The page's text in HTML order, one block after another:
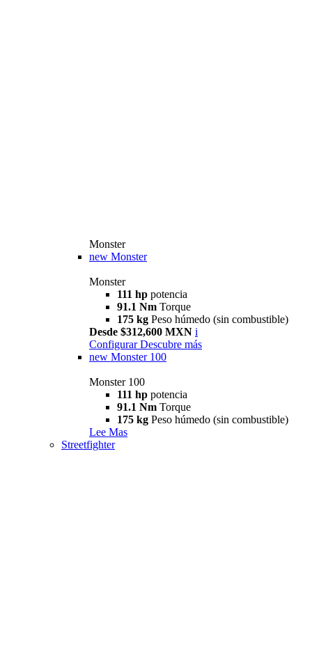
Monster
new Monster
Monster
111 hp potencia
91.1 Nm Torque
175 kg Peso húmedo (sin combustible)
Desde $312,600 MXN i
Configurar Descubre más
new Monster 100
Monster 100
111 hp potencia
91.1 Nm Torque
175 kg Peso húmedo (sin combustible)
Lee Mas
Streetfighter